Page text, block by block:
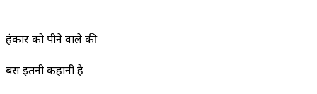
हंकार को पीने वाले की
बस इतनी कहानी है